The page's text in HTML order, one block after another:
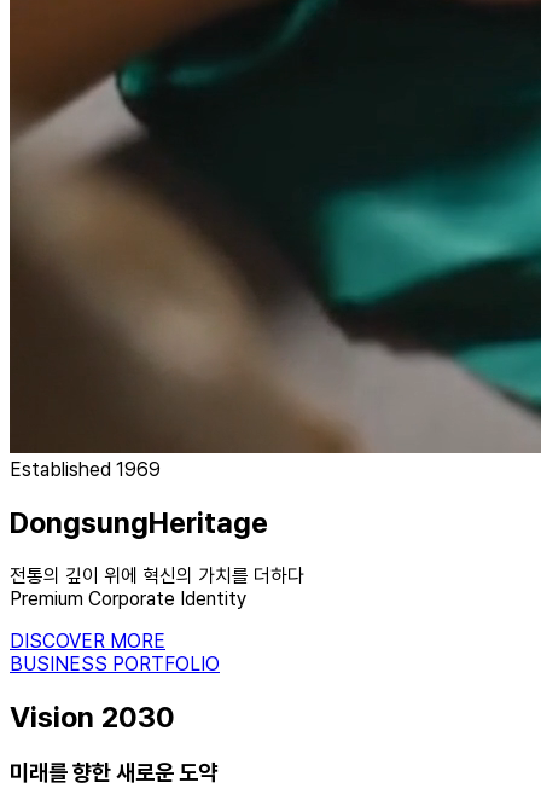
Established 1969
DongsungHeritage
전통의 깊이 위에 혁신의 가치를 더하다
Premium Corporate Identity
DISCOVER MORE
BUSINESS PORTFOLIO
Vision 2030
미래를 향한새로운 도약